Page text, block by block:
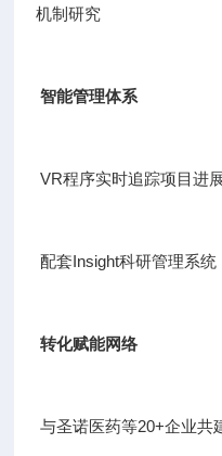
机制研究
智能管理体系
VR程序实时追踪项目进
配套Insight科研管理系
转化赋能网络
与圣诺医药等20+企业共